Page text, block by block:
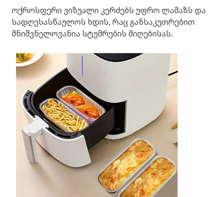
ოქროსფერი ვიზუალი კერძებს უფრო ლამაზს და
სადღესასწაულოს ხდის, რაც განსაკუთრებით
მნიშვნელოვანია სტუმრების მიღებისას.